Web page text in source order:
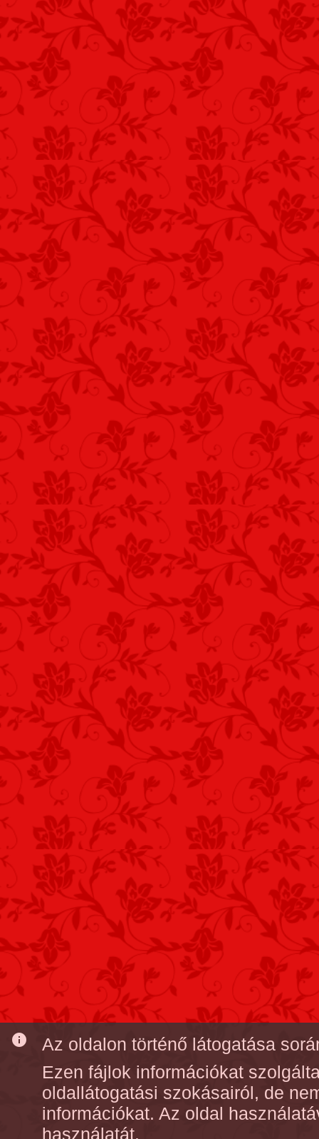
info
Az oldalon történő látogatása
Ezen fájlok információkat
oldallátogatási szokásairól, de
információkat. Az oldal
használatát.